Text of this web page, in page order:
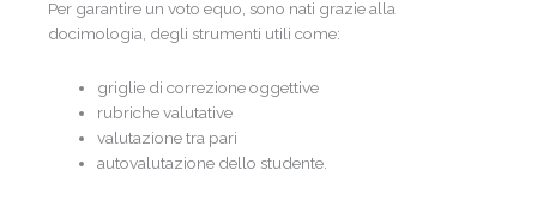
Per garantire un voto equo, sono nati grazie alla
docimologia, degli strumenti utili come:
griglie di correzione oggettive
rubriche valutative
valutazione tra pari
autovalutazione dello studente.